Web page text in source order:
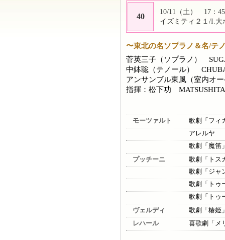
40
10/11（土） 17：
イズミティ２１/I.大
〜東北の名ソプラノ＆名/テ
菅英三子（ソプラノ）
中鉢聡（テノール）
アンサンブル東風（室内オ
指揮：松下功
モーツァルト
歌劇「フィ
アレルヤ
歌劇「魔笛
プッチーニ
歌劇「トス
歌劇「ジャ
歌劇「トゥ
歌劇「トゥ
ヴェルディ
歌劇「椿
レハール
喜歌劇「メ